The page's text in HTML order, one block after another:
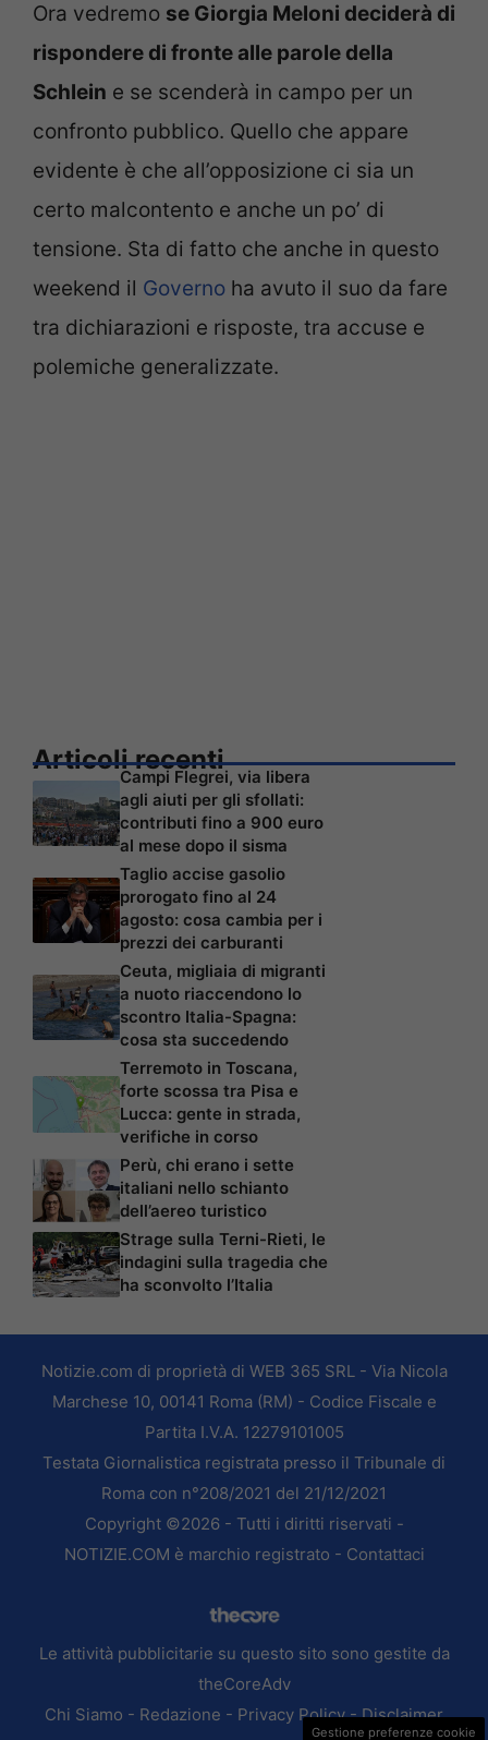
Ora vedremo se Giorgia Meloni deciderà di
rispondere di fronte alle parole della
Schlein e se scenderà in campo per un
confronto pubblico. Quello che appare
evidente è che all’opposizione ci sia un
certo malcontento e anche un po’ di
tensione. Sta di fatto che anche in questo
weekend il Governo ha avuto il suo da fare
tra dichiarazioni e risposte, tra accuse e
polemiche generalizzate.
Articoli recenti
Campi Flegrei, via libera
agli aiuti per gli sfollati:
contributi fino a 900 euro
al mese dopo il sisma
Taglio accise gasolio
prorogato fino al 24
agosto: cosa cambia per i
prezzi dei carburanti
Ceuta, migliaia di migranti
a nuoto riaccendono lo
scontro Italia-Spagna:
cosa sta succedendo
Terremoto in Toscana,
forte scossa tra Pisa e
Lucca: gente in strada,
verifiche in corso
Perù, chi erano i sette
italiani nello schianto
dell’aereo turistico
Strage sulla Terni-Rieti, le
indagini sulla tragedia che
ha sconvolto l’Italia
Notizie.com di proprietà di WEB 365 SRL - Via Nicola
Marchese 10, 00141 Roma (RM) - Codice Fiscale e
Partita I.V.A. 12279101005
Testata Giornalistica registrata presso il Tribunale di
Roma con n°208/2021 del 21/12/2021
Copyright ©2026 - Tutti i diritti riservati -
NOTIZIE.COM è marchio registrato - Contattaci
Le attività pubblicitarie su questo sito sono gestite da
theCoreAdv
Chi Siamo - Redazione - Privacy Policy-Disclaimer
Gestione preferenze cookie